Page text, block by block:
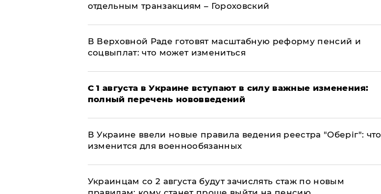
отдельным транзакциям – Гороховский
В Верховной Раде готовят масштабную реформу пенсий и
соцвыплат: что может измениться
С 1 августа в Украине вступают в силу важные изменения:
полный перечень нововведений
В Украине ввели новые правила ведения реестра "Оберіг": что
изменится для военнообязанных
Украинцам со 2 августа будут зачислять стаж по новым